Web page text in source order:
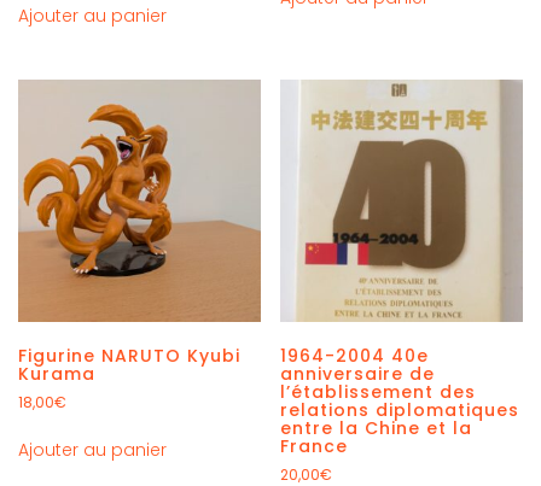
Ajouter au panier
Figurine NARUTO Kyubi
Kurama
18,00€
Ajouter au panier
1964-2004 40e
anniversaire de
l’établissement des
relations diplomatiques
entre la Chine et la
France
20,00€